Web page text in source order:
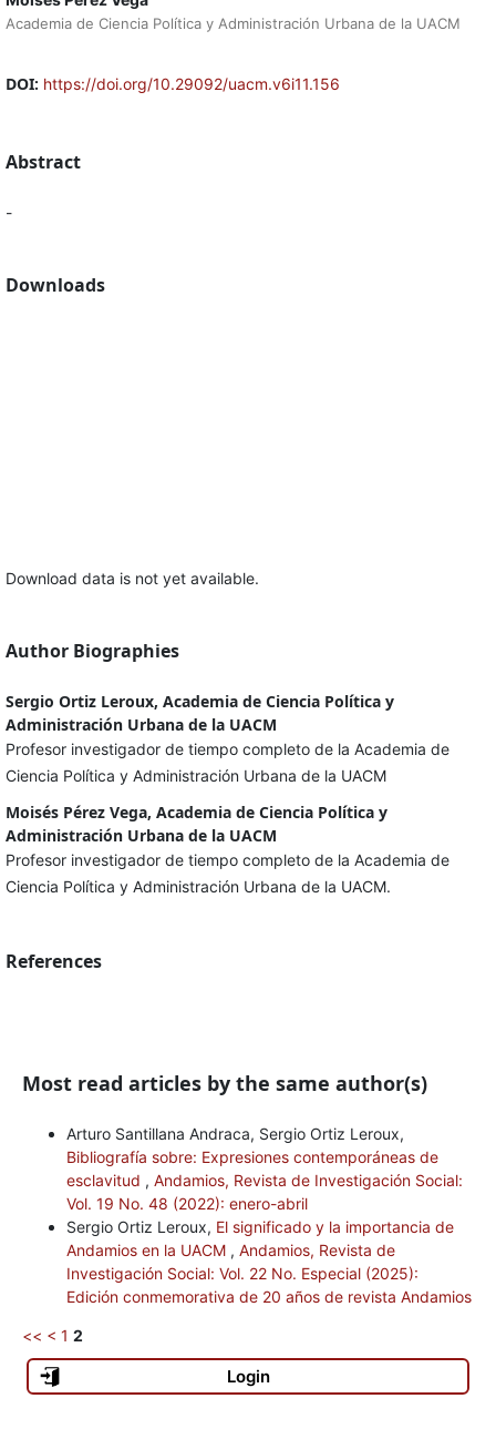
Academia de Ciencia Política y Administración Urbana de la UACM
DOI: https://doi.org/10.29092/uacm.v6i11.156
Abstract
-
Downloads
Download data is not yet available.
Author Biographies
Sergio Ortiz Leroux, Academia de Ciencia Política y
Administración Urbana de la UACM
Profesor investigador de tiempo completo de la Academia de
Ciencia Política y Administración Urbana de la UACM
Moisés Pérez Vega, Academia de Ciencia Política y
Administración Urbana de la UACM
Profesor investigador de tiempo completo de la Academia de
Ciencia Política y Administración Urbana de la UACM.
References
Most read articles by the same author(s)
Arturo Santillana Andraca, Sergio Ortiz Leroux,
Bibliografía sobre: Expresiones contemporáneas de
esclavitud , Andamios, Revista de Investigación Social:
Vol. 19 No. 48 (2022): enero-abril
Sergio Ortiz Leroux, El significado y la importancia de
Andamios en la UACM , Andamios, Revista de
Investigación Social: Vol. 22 No. Especial (2025):
Edición conmemorativa de 20 años de revista Andamios
<< < 1 2
Login